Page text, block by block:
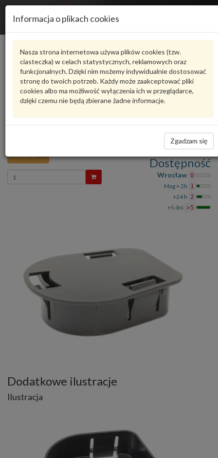
Informacja o plikach cookies
Nasza strona internetowa używa plików cookies (tzw.
ciasteczka) w celach statystycznych, reklamowych oraz
funkcjonalnych. Dzięki nim możemy indywidualnie dostosować
stronę do twoich potrzeb. Każdy może zaakceptować pliki
cookies albo ma możliwość wyłączenia ich w przeglądarce,
dzięki czemu nie będą zbierane żadne informacje.
Zgadzam się
Karta produktu
6R0971908VAG
VAG - produkt oryginalny VW AUDI SEAT SKODA
Zadaj pytanie o produkt
KAPA VW Polo 10- 6R 6R0971908
25,25 zł
Wprowadź
ilość
Dostępność
Wrocław 0
Mag + 2h 1
+24 h 2
+5 dni >5
Dodatkowe ilustracje
Ilustracja